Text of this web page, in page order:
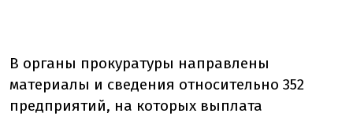
В органы прокуратуры направлены
материалы и сведения относительно 352
предприятий, на которых выплата